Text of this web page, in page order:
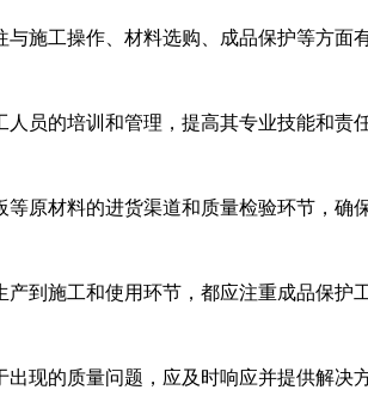
工操作、材料选购、成品保护等方面有
员的培训和管理，提高其专业技能和责任心
等原材料的进货渠道和质量检验环节，确
产到施工和使用环节，都应注重成品保护
出现的质量问题，应及时响应并提供解决方